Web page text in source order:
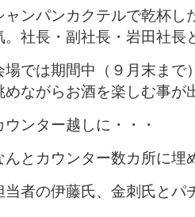
ャンパンカクテルで乾杯し
。社長・副社長・岩田社長
場では期間中（９月末まで
めながらお酒を楽しむ事が
ウンター越しに・・・
んとカウンター数カ所に埋
当者の伊藤氏、金刺氏とパ